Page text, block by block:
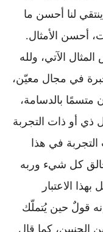
لنا أحسن ما
أحسن الأمثال.
الآتي، ولله
في مجال معيّن،
متسمًا بالدسامة،
ذي أو ذات التجربة
في هذا
كل شيء وربه
الاعتبار
إنه قولٌ حين يُتملّك
الجنبين، كما قال